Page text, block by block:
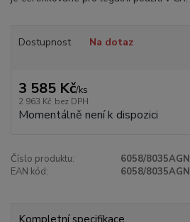
Dostupnost Na dotaz
3 585 Kč/ks
2 963 Kč bez DPH
Momentálně není k dispozici
Číslo produktu:
6058/8035AGN
EAN kód:
6058/8035AGN